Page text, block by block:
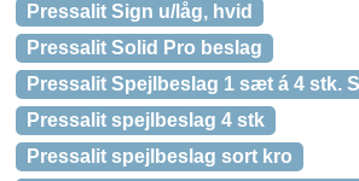
Pressalit Sign u/låg, hvid
Pressalit Solid Pro beslag
Pressalit Spejlbeslag 1 sæt á 4 stk.
Pressalit spejlbeslag 4 stk
Pressalit spejlbeslag sort kro